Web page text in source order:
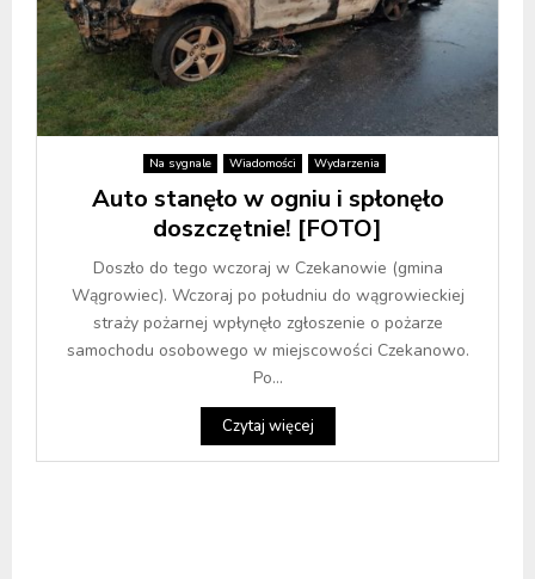
Na sygnale Wiadomości Wydarzenia
Auto stanęło w ogniu i spłonęło
doszczętnie! [FOTO]
Doszło do tego wczoraj w Czekanowie (gmina
Wągrowiec). Wczoraj po południu do wągrowieckiej
straży pożarnej wpłynęło zgłoszenie o pożarze
samochodu osobowego w miejscowości Czekanowo.
Po...
Czytaj więcej